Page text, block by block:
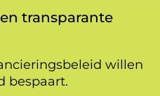
transparante
willen
bespaart.